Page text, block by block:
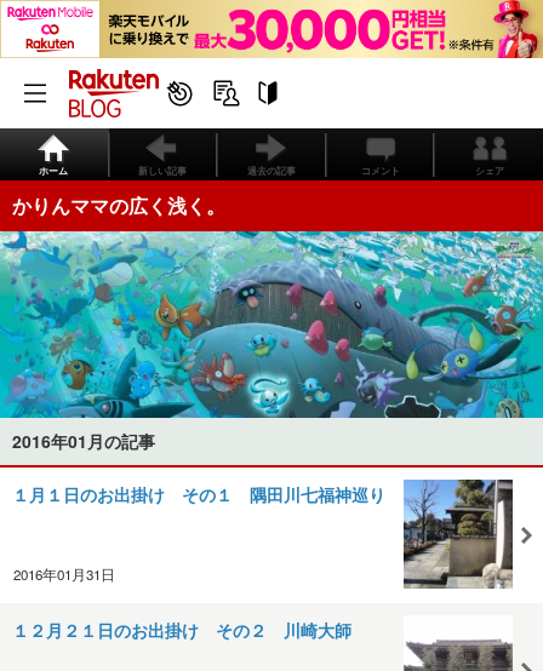
ホーム 新しい記事 過去の記事 コメント シェア
かりんママの広く浅く。
2016年01月の記事
１月１日のお出掛け その１ 隅田川七福神巡り
2016年01月31日
１２月２１日のお出掛け その２ 川崎大師